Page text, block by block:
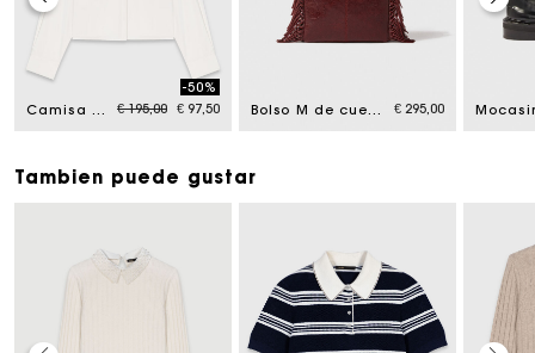
Camisa con detalles joya Price reduced from
€ 195,00to
-50%
€ 97,50
Bolso M de cuero agrietado € 295,00
Tambien puede gustar